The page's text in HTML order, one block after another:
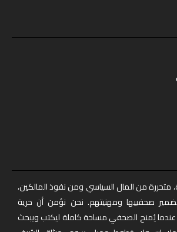
متحررة من المال السياسي ومن نفوذ المالكين،
صحفييها ومهنيتهم. نحن نؤمن أن حرية
عندما يُمنح الصحفي مساحة كاملة ليكتب ويبحث